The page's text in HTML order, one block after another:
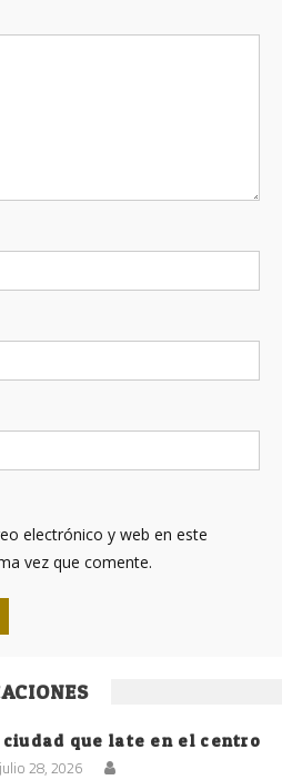
electrónico y web en este
vez que comente.
ciudad que late en el centro
julio 28, 2026